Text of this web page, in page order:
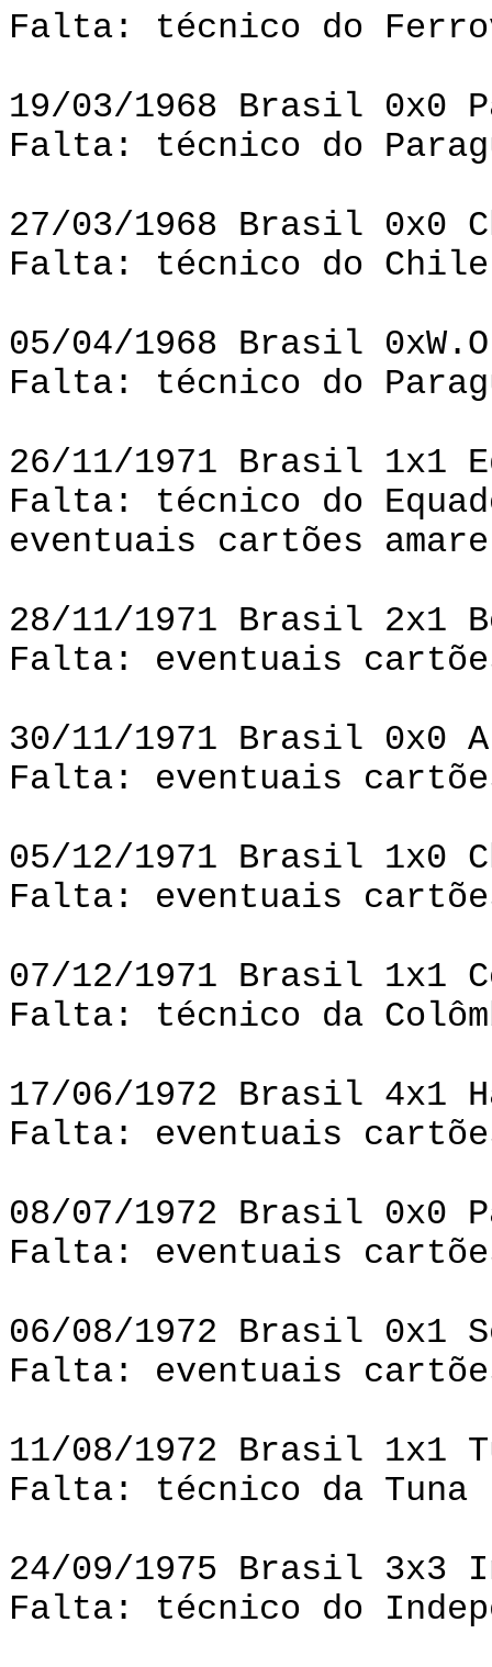
Falta: técnico do
19/03/1968 Brasil 0x0
Falta: técnico do
27/03/1968 Brasil 0x0
Falta: técnico do Chile
05/04/1968 Brasil
Falta: técnico do
26/11/1971 Brasil 1x1
Falta: técnico do
eventuais cartões
28/11/1971 Brasil 2x1
Falta: eventuais
30/11/1971 Brasil 0x0
Falta: eventuais
05/12/1971 Brasil 1x0
Falta: eventuais
07/12/1971 Brasil 1x1
Falta: técnico da
17/06/1972 Brasil 4x1
Falta: eventuais
08/07/1972 Brasil 0x0
Falta: eventuais
06/08/1972 Brasil 0x1
Falta: eventuais
11/08/1972 Brasil 1x1
Falta: técnico da Tuna
24/09/1975 Brasil 3x3
Falta: técnico do